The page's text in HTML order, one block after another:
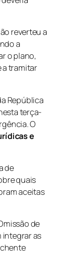
reverteu a
a
o plano,
a tramitar
República
terça-
O
e
de
quais
aceitas
de
integrar as